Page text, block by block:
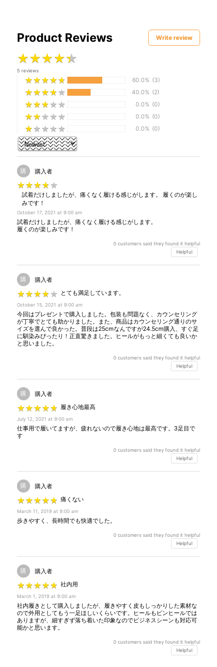
Product Reviews Write review
★★★★★
★★★★★
5 reviews
★★★★★
★★★★★ 60.0% (3)
★★★★ ★
★★★★ ★ 40.0% (2)
★★★ ★ ★
★★★ ★ ★ 0.0% (0)
★★ ★ ★ ★
★★ ★ ★ ★ 0.0% (0)
★ ★ ★ ★ ★
★ ★ ★ ★ ★ 0.0% (0)
購 購入者
★★★★ ★
★★★★ ★
試着だけしましたが、痛くなく履ける感じがします。 履くのが楽し
みです！
October 17, 2021 at 9:00 am
試着だけしましたが、痛くなく履ける感じがします。
履くのが楽しみです！
0 customers said they found it helpful
Helpful
購 購入者
★★★★ ★
★★★★ ★ とても満足しています。
October 15, 2021 at 9:00 am
今回はプレゼントで購入しました。包装も問題なく、カウンセリング
が丁寧でとても助かりました。また、商品はカウンセリング通りのサ
イズを選んで良かった。普段は25cmなんですが24.5cm購入、すぐ足
に馴染みぴったり！正直驚きました。ヒールがもっと細くても良いか
と思いました。
0 customers said they found it helpful
Helpful
購 購入者
★★★★★
★★★★★ 履き心地最高
July 12, 2021 at 9:00 am
仕事用で履いてますが、疲れないので履き心地は最高です。3足目で
す
0 customers said they found it helpful
Helpful
購 購入者
★★★★★
★★★★★ 痛くない
March 11, 2019 at 9:00 am
歩きやすく、長時間でも快適でした。
0 customers said they found it helpful
Helpful
購 購入者
★★★★★
★★★★★ 社内用
March 1, 2019 at 9:00 am
社内履きとして購入しましたが、履きやすく皮もしっかりした素材な
ので外用としてもう一足ほしいくらいです。ヒールもピンヒールでは
ありますが、細すぎず落ち着いた印象なのでビジネスシーンも対応可
能かと思います。
0 customers said they found it helpful
Helpful